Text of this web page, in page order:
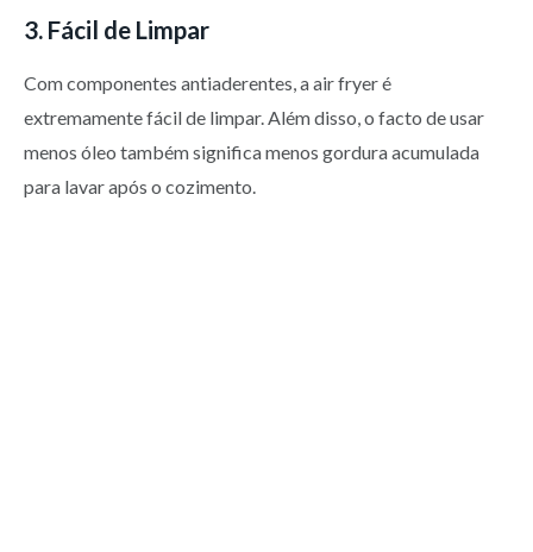
3. Fácil de Limpar
Com componentes antiaderentes, a air fryer é
extremamente fácil de limpar. Além disso, o facto de usar
menos óleo também significa menos gordura acumulada
para lavar após o cozimento.